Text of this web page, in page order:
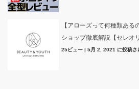
【アローズって何種類ある
ショップ徹底解説【セレオ
25ビュー | 5月 2, 2021 に投稿さ